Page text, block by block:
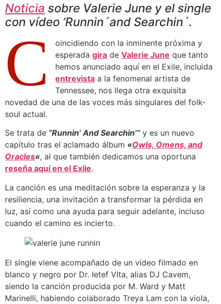
Noticia sobre Valerie June y el single
con vídeo ‘Runnin´and Searchin´.
C
oincidiendo con la inminente próxima y
esperadagira deValerie June que tanto
hemos anunciado aquí en el Exile, incluida
entrevista a la fenomenal artista de
Tennessee, nos llega otra exquisita
novedad de una de las voces más singulares del folk-
soul actual.
Se trata de “Runnin’ And Searchin’” y es un nuevo
capítulo tras el aclamado álbum «Owls, Omens, and
Oracles«, al que también dedicamos una oportuna
reseña aquí en el Exile.
La canción es una meditación sobre la esperanza y la
resiliencia, una invitación a transformar la pérdida en
luz, así como una ayuda para seguir adelante, incluso
cuando el camino es incierto.
El single viene acompañado de un video filmado en
blanco y negro por Dr. Ietef VIta, alias DJ Cavem,
siendo la canción producida por M. Ward y Matt
Marinelli, habiendo colaborado Treya Lam con la viola,